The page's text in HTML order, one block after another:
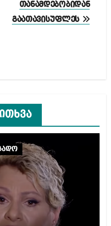
თანამდებობიდან
გაათავისუფლეს